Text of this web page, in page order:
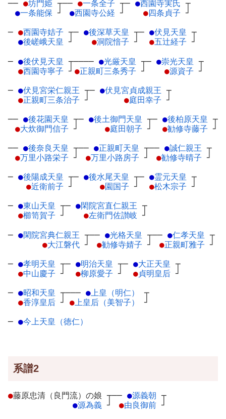
── ●坊門姫 ┬
●一条能保 ┘
── ●一条全子 ┬
●西園寺公経 ┘
─ ●西園寺実氏 ┬
●四条貞子 ┘
─ ●西園寺姞子 ┬
●後嵯峨天皇 ┘
─ ●後深草天皇 ┬
●洞院愔子 ┘
─ ●伏見天皇 ┬
●五辻経子 ┘
─ ●後伏見天皇 ┬
●西園寺寧子 ┘
──── ●光厳天皇 ┬
●正親町三条秀子 ┘
─ ●崇光天皇 ┬
●源資子 ┘
─ ●伏見宮栄仁親王 ┬
●正親町三条治子 ┘
─ ●伏見宮貞成親王 ┬
●庭田幸子 ┘
── ●後花園天皇 ┬
●大炊御門信子 ┘
─ ●後土御門天皇 ┬
●庭田朝子 ┘
─ ●後柏原天皇 ┬
●勧修寺藤子 ┘
── ●後奈良天皇 ┬
●万里小路栄子 ┘
── ●正親町天皇 ┬
●万里小路房子 ┘
── ●誠仁親王 ┬
●勧修寺晴子 ┘
─ ●後陽成天皇 ┬
●近衛前子 ┘
─ ●後水尾天皇 ┬
●園国子 ┘
─ ●霊元天皇 ┬
●松木宗子 ┘
─ ●東山天皇 ┬
●櫛笥賀子 ┘
─ ●閑院宮直仁親王 ┬
●左衛門佐讃岐 ┘
─ ●閑院宮典仁親王 ┬
●大江磐代 ┘
── ●光格天皇 ┬
●勧修寺婧子 ┘
── ●仁孝天皇 ┬
●正親町雅子 ┘
─ ●孝明天皇 ┬
●中山慶子 ┘
─ ●明治天皇 ┬
●柳原愛子 ┘
─ ●大正天皇 ┬
●貞明皇后 ┘
─ ●昭和天皇 ┬
●香淳皇后 ┘
─── ●上皇（明仁）
┬
●上皇后（美智子） ┘
─ ●今上天皇（徳仁）
系譜2
●藤原忠清（良門流）の娘 ┬
●源為義 ┘
── ●源義朝 ┬
●由良御前 ┘